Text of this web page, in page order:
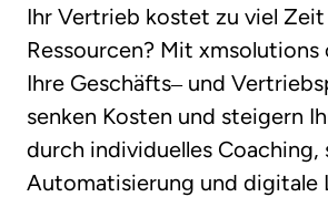
Ihr Vertrieb kostet zu viel Zeit
Ressourcen? Mit xmsolutions
Ihre Geschäfts‒ und
senken Kosten und steigern
durch individuelles Coaching,
Automatisierung und digitale